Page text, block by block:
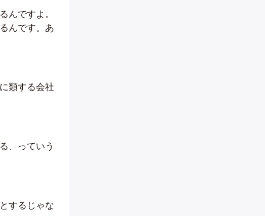
んですよ。
んです。あ
類する会社
、っていう
するじゃな